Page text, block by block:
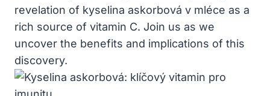
revelation of kyselina askorbová v mléce as a
rich source of vitamin C. Join us as we
uncover the benefits and implications of this
discovery.